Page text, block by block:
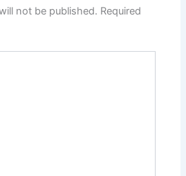
not be published. Required